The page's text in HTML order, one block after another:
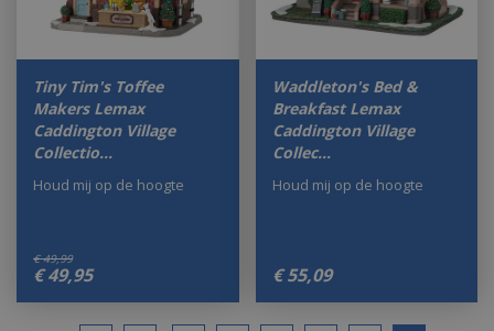
Tiny Tim's Toffee
Makers Lemax
Caddington Village
Collectio…
€ 49,99
€ 49,95
Houd mij op de hoogte
Waddleton's Bed &
Breakfast Lemax
Caddington Village
Collec…
€ 55,09
Houd mij op de hoogte